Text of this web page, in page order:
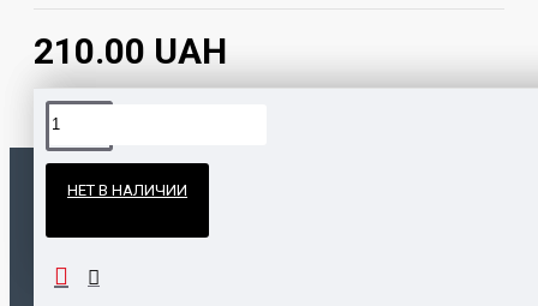
210.00 UAH
НЕТ В НАЛИЧИИ
ПОПУЛЯРНЫЕ ТОВАРЫ